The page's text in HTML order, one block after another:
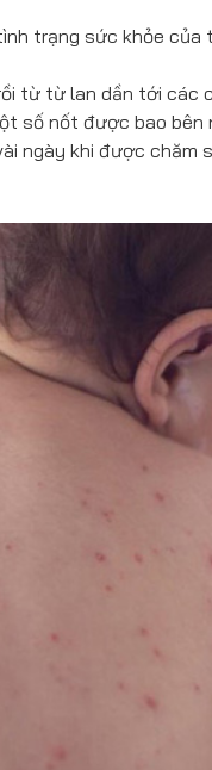
trạng sức khỏe của
từ từ lan dần tới các
số nốt được bao bên
ngày khi được chăm